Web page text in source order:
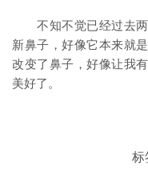
不知不觉已经过去两
新鼻子，好像它本来就
改变了鼻子，好像让我
美好了。
标